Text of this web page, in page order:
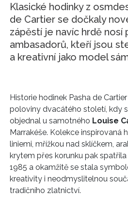
Klasické hodinky z
de Cartier se dočkaly
zápěstí je navíc hrdě
ambasadorů, kteří jsou
a kreativní jako model
Historie hodinek Pasha de
poloviny dvacátého století, kdy
objednal u samotného Louise
Marrakéše. Kolekce inspirovaná
liniemi, mřížkou nad sklíčkem,
krytem přes korunku pak
1985 a okamžitě se stala
kreativity i neodmyslitelnou
tradičního zlatnictví.